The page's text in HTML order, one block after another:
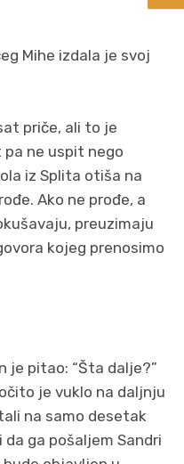
Mihe izdala je svoj
priče, ali to je
ne uspit nego
iz Splita otiša na
Ako ne prođe, a
preuzimaju
kojeg prenosimo
je pitao: “Šta dalje?”
je vuklo na daljnju
na samo desetak
ga pošaljem Sandri